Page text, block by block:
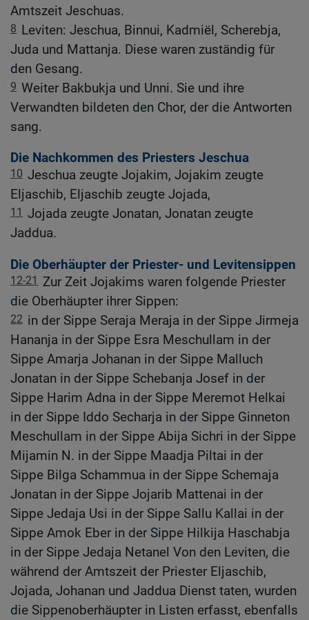
Amtszeit Jeschuas.
8 Leviten: Jeschua, Binnui, Kadmiël, Scherebja,
Juda und Mattanja. Diese waren zuständig für
den Gesang.
9 Weiter Bakbukja und Unni. Sie und ihre
Verwandten bildeten den Chor, der die Antworten
sang.
Die Nachkommen des Priesters Jeschua
10 Jeschua zeugte Jojakim, Jojakim zeugte
Eljaschib, Eljaschib zeugte Jojada,
11 Jojada zeugte Jonatan, Jonatan zeugte
Jaddua.
Die Oberhäupter der Priester- und Levitensippen
12-21 Zur Zeit Jojakims waren folgende Priester
die Oberhäupter ihrer Sippen:
22 in der Sippe Seraja Meraja in der Sippe Jirmeja
Hananja in der Sippe Esra Meschullam in der
Sippe Amarja Johanan in der Sippe Malluch
Jonatan in der Sippe Schebanja Josef in der
Sippe Harim Adna in der Sippe Meremot Helkai
in der Sippe Iddo Secharja in der Sippe Ginneton
Meschullam in der Sippe Abija Sichri in der Sippe
Mijamin N. in der Sippe Maadja Piltai in der
Sippe Bilga Schammua in der Sippe Schemaja
Jonatan in der Sippe Jojarib Mattenai in der
Sippe Jedaja Usi in der Sippe Sallu Kallai in der
Sippe Amok Eber in der Sippe Hilkija Haschabja
in der Sippe Jedaja Netanel Von den Leviten, die
während der Amtszeit der Priester Eljaschib,
Jojada, Johanan und Jaddua Dienst taten, wurden
die Sippenoberhäupter in Listen erfasst, ebenfalls